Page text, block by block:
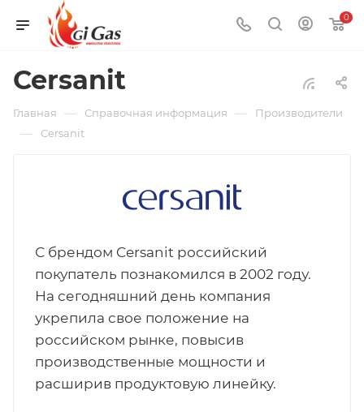
0
Cersanit
Главная — Справочная информация — Производители
— Cersanit
С брендом Cersanit российский
покупатель познакомился в 2002 году.
На сегодняшний день компания
укрепила свое положение на
российском рынке, повысив
производственные мощности и
расширив продуктовую линейку.